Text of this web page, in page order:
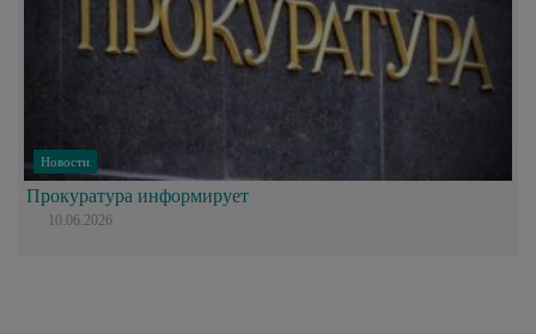
Новости
Прокуратура информирует
10.06.2026